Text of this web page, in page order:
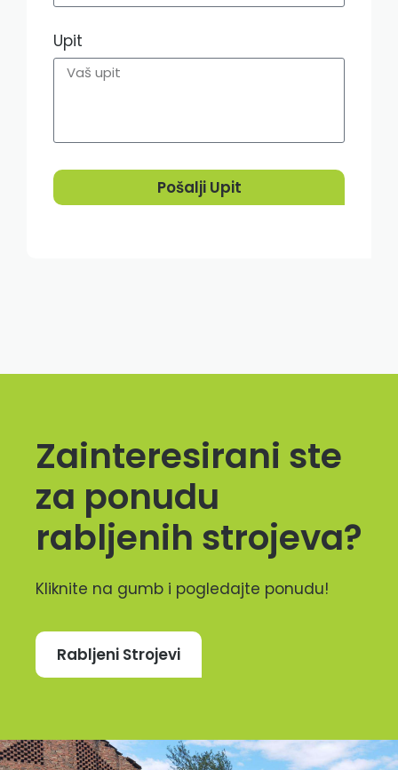
Upit
Pošalji Upit
Zainteresirani ste
za ponudu
rabljenih strojeva?
Kliknite na gumb i pogledajte ponudu!
Rabljeni Strojevi